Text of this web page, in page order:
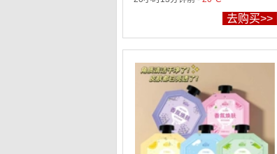
去购买>>